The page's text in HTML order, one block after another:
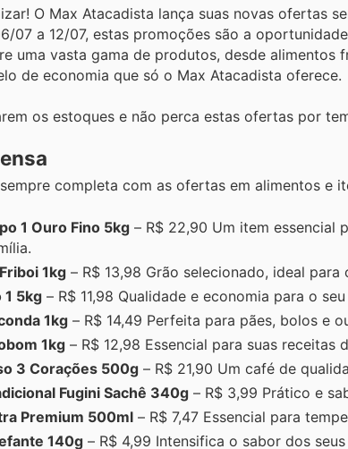
O Max Atacadista lança suas novas ofertas
07 a 12/07, estas promoções são a
uma vasta gama de produtos, desde
de economia que só o Max Atacadista oferece.
os estoques e não perca estas ofertas por
completa com as ofertas em alimentos e
1 Ouro Fino 5kg – R$ 22,90 Um item essencial
1kg – R$ 13,98 Grão selecionado, ideal
1 5kg – R$ 11,98 Qualidade e economia para o
1kg – R$ 14,49 Perfeita para pães, bolos e
1kg – R$ 12,98 Essencial para suas receitas
3 Corações 500g – R$ 21,90 Um café de
Fugini Sachê 340g – R$ 3,99 Prático e
Premium 500ml – R$ 7,47 Essencial para
140g – R$ 4,99 Intensifica o sabor dos